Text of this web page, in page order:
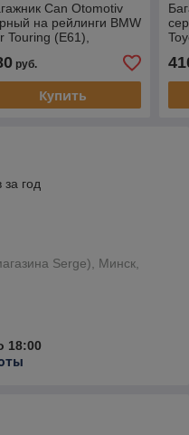
Can Otomotiv
на рейлинги BMW
Touring (E61),
руб.
Купить
год
Serge), Минск,
18:00